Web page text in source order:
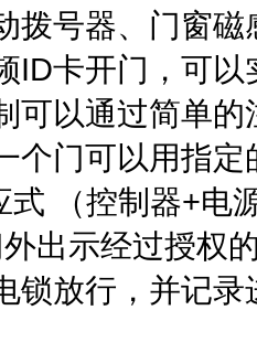
拨号器、门窗
ID卡开门，可
可以通过简单
个门可以用指
（控制器+电源
示经过授权的
锁放行，并记